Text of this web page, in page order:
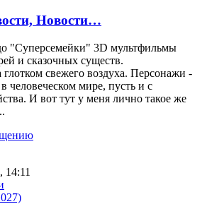
Новости…
"Суперсемейки" 3D мультфильмы
и сказочных существ.
свежего воздуха. Персонажи -
человеческом мире, пусть и с
И вот тут у меня лично такое же